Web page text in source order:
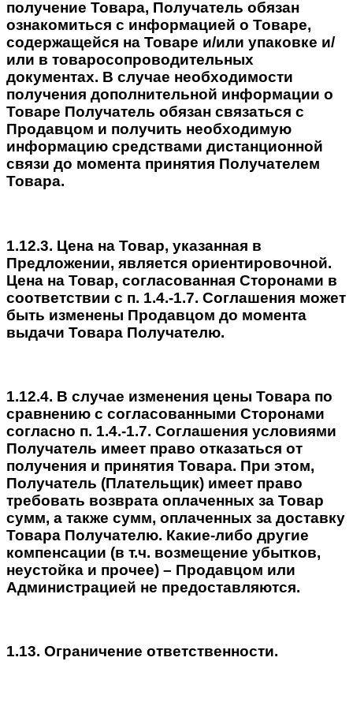
получение Товара, Получатель обязан
ознакомиться с информацией о Товаре,
содержащейся на Товаре и/или упаковке и/
или в товаросопроводительных
документах. В случае необходимости
получения дополнительной информации о
Товаре Получатель обязан связаться с
Продавцом и получить необходимую
информацию средствами дистанционной
связи до момента принятия Получателем
Товара.
1.12.3. Цена на Товар, указанная в
Предложении, является ориентировочной.
Цена на Товар, согласованная Сторонами в
соответствии с п. 1.4.-1.7. Соглашения может
быть изменены Продавцом до момента
выдачи Товара Получателю.
1.12.4. В случае изменения цены Товара по
сравнению с согласованными Сторонами
согласно п. 1.4.-1.7. Соглашения условиями
Получатель имеет право отказаться от
получения и принятия Товара. При этом,
Получатель (Плательщик) имеет право
требовать возврата оплаченных за Товар
сумм, а также сумм, оплаченных за доставку
Товара Получателю. Какие-либо другие
компенсации (в т.ч. возмещение убытков,
неустойка и прочее) – Продавцом или
Администрацией не предоставляются.
1.13. Ограничение ответственности.